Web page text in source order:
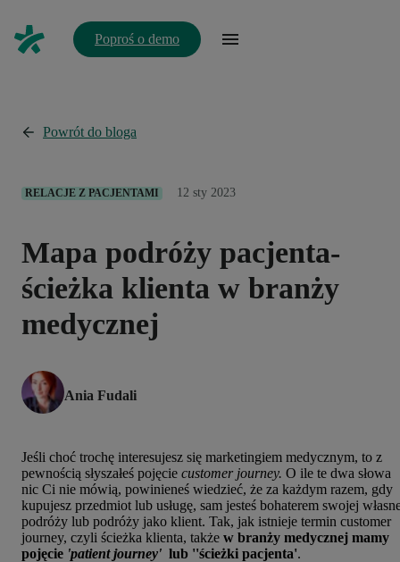
Poproś o demo
Powrót do bloga
RELACJE Z PACJENTAMI 12 sty 2023
Mapa podróży pacjenta-
ścieżka klienta w branży
medycznej
Ania Fudali
Jeśli choć trochę interesujesz się marketingiem medycznym, to z
pewnością słyszałeś pojęcie customer journey. O ile te dwa słowa
nic Ci nie mówią, powinieneś wiedzieć, że za każdym razem, gdy
kupujesz przedmiot lub usługę, sam jesteś bohaterem swojej
podróży lub podróży jako klient. Tak, jak istnieje termin customer
journey, czyli ścieżka klienta, także w branży medycznej mamy
pojęcie 'patient journey' lub ''ścieżki pacjenta'.